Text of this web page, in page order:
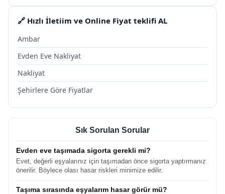
🔗 Hızlı İletiim ve Online Fiyat teklifi AL
Ambar
Evden Eve Nakliyat
Nakliyat
Şehirlere Göre Fiyatlar
Sık Sorulan Sorular
Evden eve taşımada sigorta gerekli mi?
Evet, değerli eşyalarınız için taşımadan önce sigorta yaptırmanız
önerilir. Böylece olası hasar riskleri minimize edilir.
Taşıma sırasında eşyalarım hasar görür mü?